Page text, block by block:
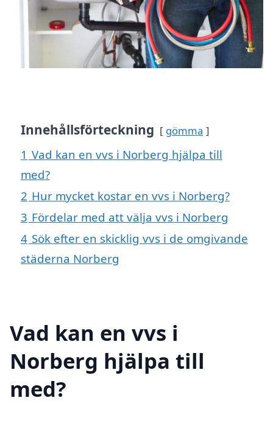
Innehållsförteckning gömma
1 Vad kan en vvs i Norberg hjälpa till
med?
2 Hur mycket kostar en vvs i Norberg?
3 Fördelar med att välja vvs i Norberg
4 Sök efter en skicklig vvs i de omgivande
städerna Norberg
Vad kan en vvs i
Norberg hjälpa till
med?